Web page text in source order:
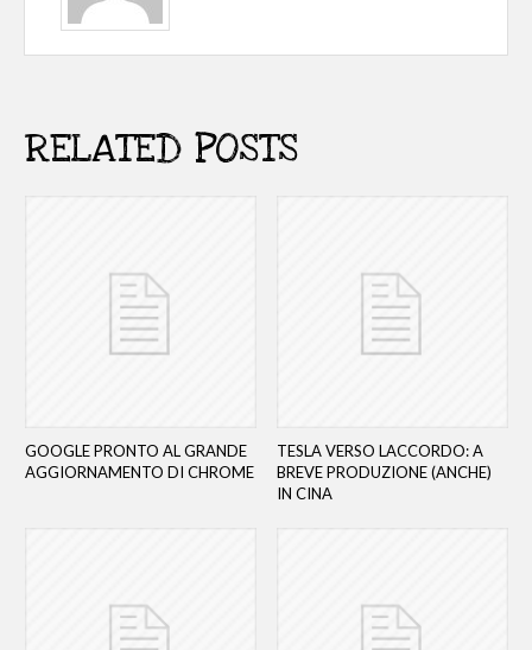
RELATED POSTS
GOOGLE PRONTO AL GRANDE
AGGIORNAMENTO DI CHROME
TESLA VERSO LACCORDO: A
BREVE PRODUZIONE (ANCHE)
IN CINA